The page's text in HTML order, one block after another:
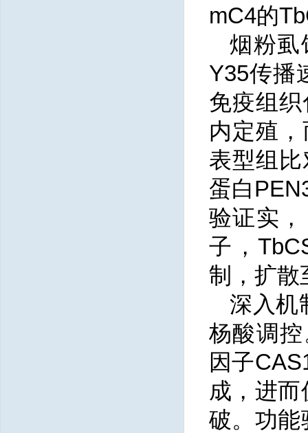
mC4的
烟粉虱
Y35传播
免疫组
内定殖
表型组
蛋白
验证实
子，
制，扩散
深入机
杨酸调
因子
成，进
破。功能